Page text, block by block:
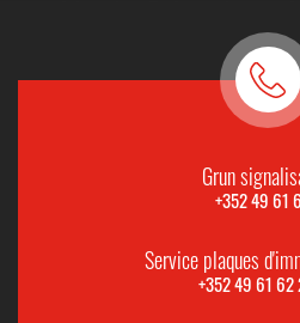
Grun
+352 49 61
Service plaques
+352 49 61 62